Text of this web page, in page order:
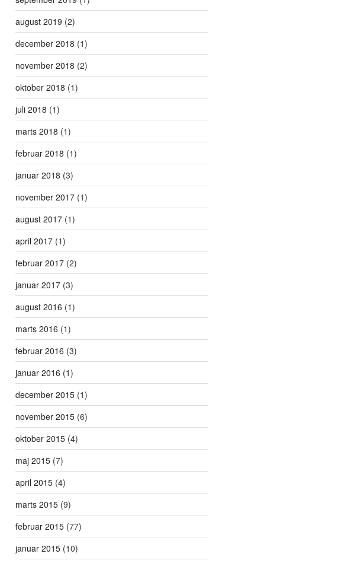
august 2019 (2)
december 2018 (1)
november 2018 (2)
oktober 2018 (1)
juli 2018 (1)
marts 2018 (1)
februar 2018 (1)
januar 2018 (3)
november 2017(1)
august 2017(1)
april 2017(1)
februar 2017(2)
januar 2017(3)
august 2016 (1)
marts 2016 (1)
februar 2016 (3)
januar 2016 (1)
december 2015(1)
november 2015(6)
oktober 2015(4)
maj 2015(7)
april 2015(4)
marts 2015(9)
februar 2015(77)
januar 2015(10)